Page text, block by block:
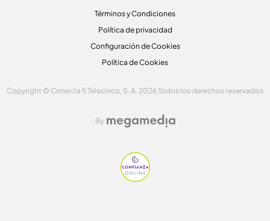
Términos y Condiciones
Política de privacidad
Configuración de Cookies
Política de Cookies
Copyright © Conecta 5 Telecinco, S. A. 2026 Todos los derechos reservados
By